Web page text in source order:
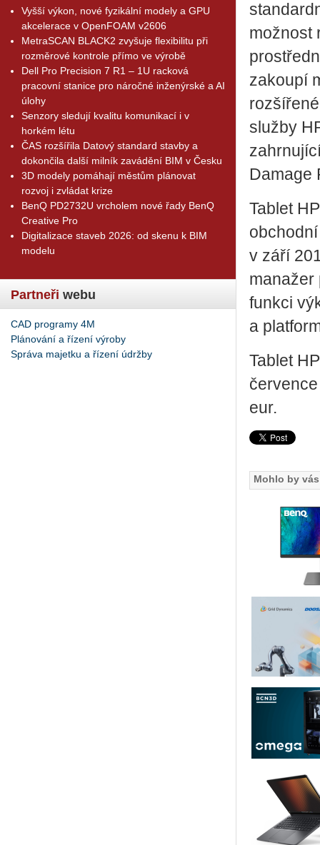
Vyšší výkon, nové fyzikální modely a GPU
akcelerace v OpenFOAM v2606
MetraSCAN BLACK2 zvyšuje flexibilitu při
rozměrové kontrole přímo ve výrobě
Dell Pro Precision 7 R1 – 1U racková
pracovní stanice pro náročné inženýrské a AI
úlohy
Senzory sledují kvalitu komunikací i v
horkém létu
ČAS rozšířila Datový standard stavby a
dokončila další milník zavádění BIM v Česku
3D modely pomáhají městům plánovat
rozvoj i zvládat krize
BenQ PD2732U vrcholem nové řady BenQ
Creative Pro
Digitalizace staveb 2026: od skenu k BIM
modelu
Partneři webu
CAD programy 4M
Plánování a řízení výroby
Správa majetku a řízení údržby
možnost
zakoupí
služby
Damage
Tablet
v září
manažer
funkci
a
Tablet
eur.
Mohlo by